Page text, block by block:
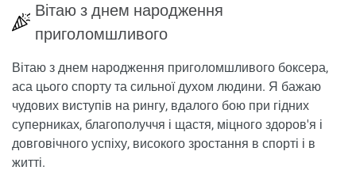
Вітаю з днем народження
приголомшливого
Вітаю з днем народження приголомшливого боксера,
аса цього спорту та сильної духом людини. Я бажаю
чудових виступів на рингу, вдалого бою при гідних
суперниках, благополуччя і щастя, міцного здоров'я і
довговічного успіху, високого зростання в спорті і в
житті.